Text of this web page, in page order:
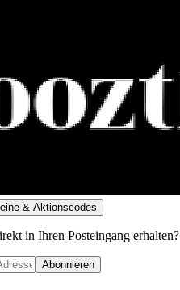
& Aktionscodes
in Ihren Posteingang erhalten?
Abonnieren